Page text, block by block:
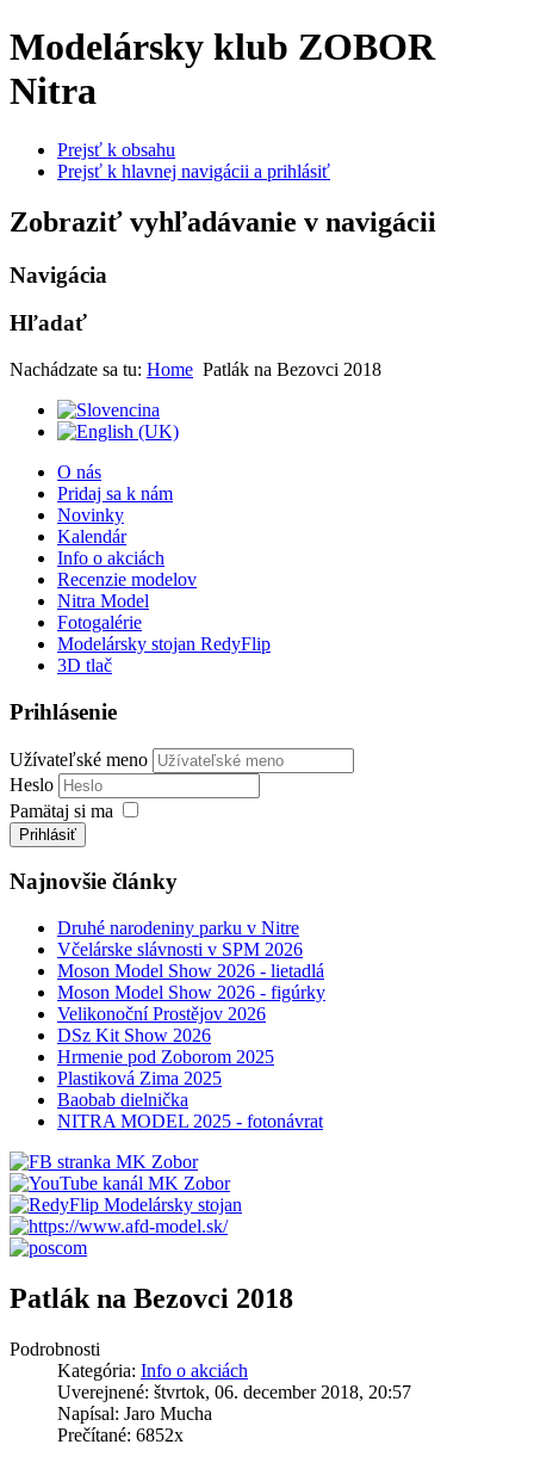
Modelársky klub ZOBOR
Nitra
Prejsť k obsahu
Prejsť k hlavnej navigácii a prihlásiť
Zobraziť vyhľadávanie v navigácii
Navigácia
Hľadať
Nachádzate sa tu: Home Patlák na Bezovci 2018
O nás
Pridaj sa k nám
Novinky
Kalendár
Info o akciách
Recenzie modelov
Nitra Model
Fotogalérie
Modelársky stojan RedyFlip
3D tlač
Prihlásenie
Užívateľské meno
Heslo
Pamätaj si ma
Prihlásiť
Najnovšie články
Druhé narodeniny parku v Nitre
Včelárske slávnosti v SPM 2026
Moson Model Show 2026 - lietadlá
Moson Model Show 2026 - figúrky
Velikonoční Prostějov 2026
DSz Kit Show 2026
Hrmenie pod Zoborom 2025
Plastiková Zima 2025
Baobab dielnička
NITRA MODEL 2025 - fotonávrat
Patlák na Bezovci 2018
Podrobnosti
Kategória: Info o akciách
Uverejnené: štvrtok, 06. december 2018, 20:57
Napísal: Jaro Mucha
Prečítané: 6852x